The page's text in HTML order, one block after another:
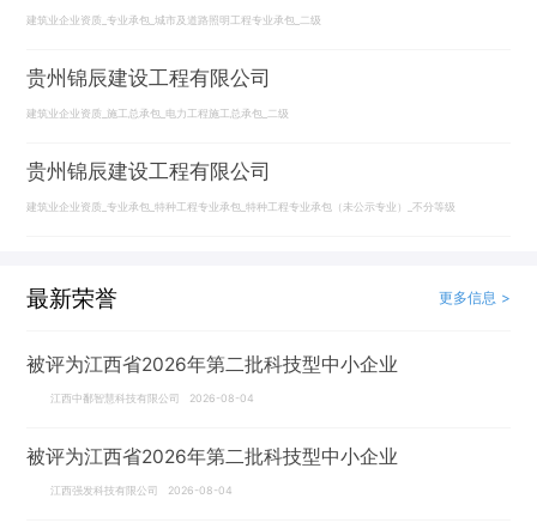
建筑业企业资质_专业承包_城市及道路照明工程专业承包_二级
贵州锦辰建设工程有限公司
建筑业企业资质_施工总承包_电力工程施工总承包_二级
贵州锦辰建设工程有限公司
建筑业企业资质_专业承包_特种工程专业承包_特种工程专业承包（未公示专业）_不分等级
最新荣誉 更多信息 >
被评为江西省2026年第二批科技型中小企业
江西中鄱智慧科技有限公司 2026-08-04
被评为江西省2026年第二批科技型中小企业
江西强发科技有限公司 2026-08-04